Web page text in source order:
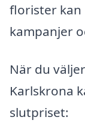
florister kan
kampanjer
När du
Karlskrona
slutpriset: